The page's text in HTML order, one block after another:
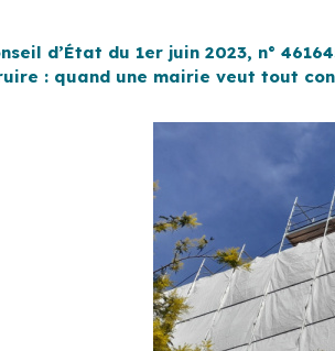
d’État du 1er juin 2023, n°
: quand une mairie veut tout